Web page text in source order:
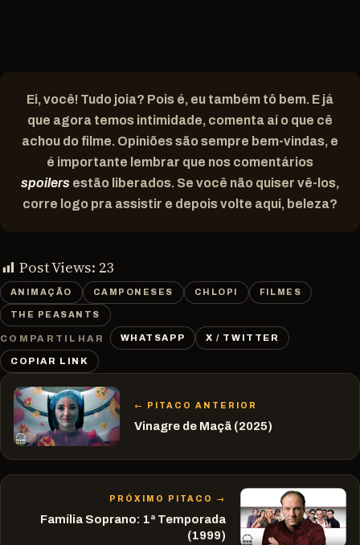
Ei, você! Tudo joia? Pois é, eu também tô bem. E já
que agora temos intimidade, comenta aí o que cê
achou do filme. Opiniões são sempre bem-vindas, e
é importante lembrar que nos comentários
spoilers estão liberados. Se você não quiser vê-los,
corre logo pra assistir e depois volte aqui, beleza?
Post Views: 23
ANIMAÇÃO CAMPONESES CHLOPI FILMES
THE PEASANTS
COMPARTILHAR WHATSAPP X / TWITTER
COPIAR LINK
← PITACO ANTERIOR
Vinagre de Maçã (2025)
PRÓXIMO PITACO →
Família Soprano: 1ª Temporada
(1999)